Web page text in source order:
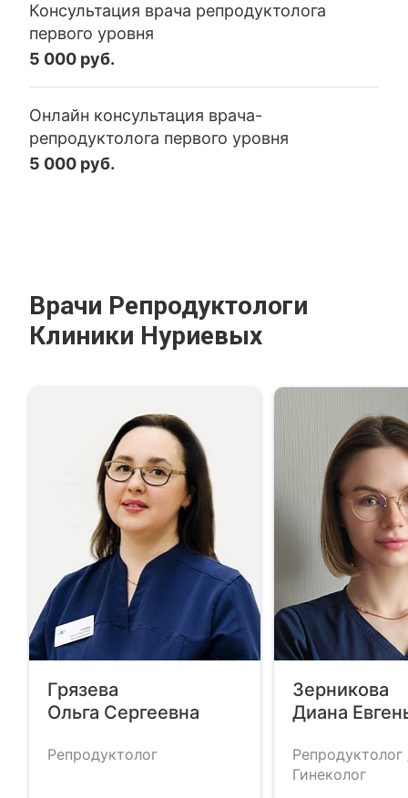
Консультация врача репродуктолога
первого уровня
5 000 руб.
Онлайн консультация врача-
репродуктолога первого уровня
5 000 руб.
Врачи Репродуктологи
Клиники Нуриевых
Грязева
Ольга Сергеевна
Репродуктолог
Зерникова
Диана
Репродуктолог
Гинеколог